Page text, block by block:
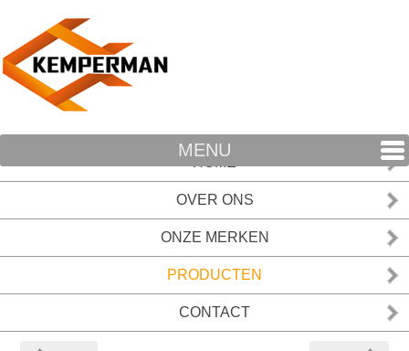
MENU
OVER ONS
ONZE MERKEN
PRODUCTEN
CONTACT